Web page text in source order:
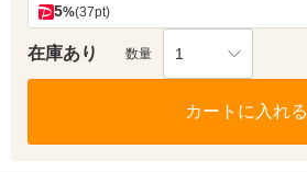
5%(37pt)
在庫あり 数量 1
カートに入れる